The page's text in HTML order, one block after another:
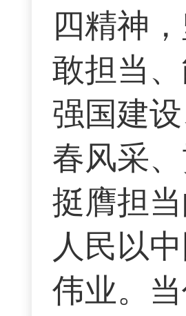
四精神
敢担当
强国建
春风采
挺膺担
人民以
伟业。